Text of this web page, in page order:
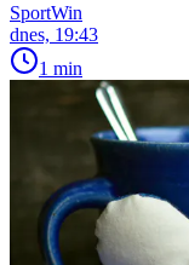
SportWin
dnes, 19:43
1 min